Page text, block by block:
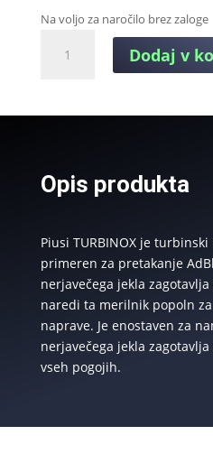
Na voljo za naročilo brez zaloge
TURBINOX
količina
Dodaj v
Opis produkta
Piusi TURBINOX je
primeren za pretakanje
nerjavečega jekla
naredi ta merilnik popoln
naprave. Je enostaven za
nerjavečega jekla
vseh pogojih.